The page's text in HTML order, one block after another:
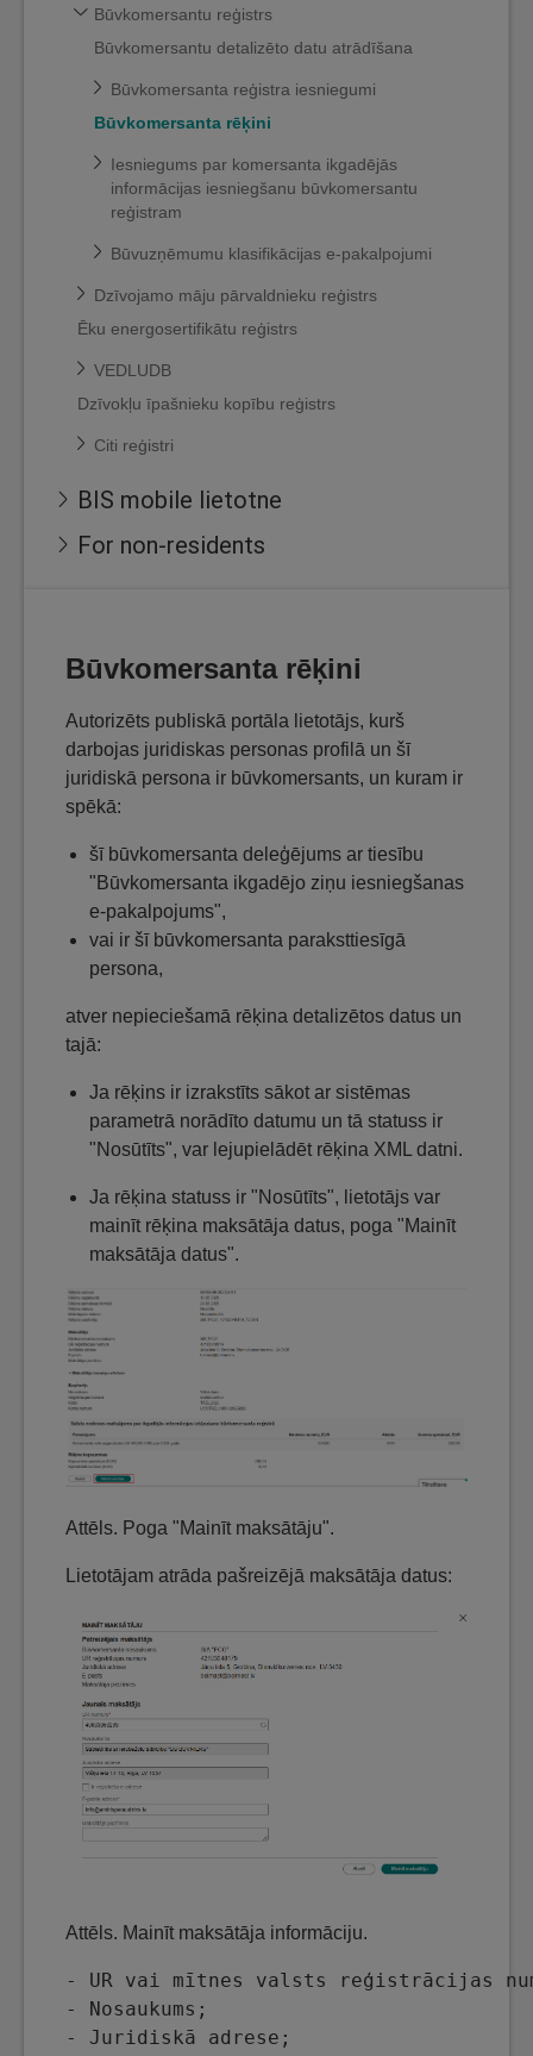
Būvkomersantu reģistrs
Būvkomersantu detalizēto datu atrādīšana
Būvkomersanta reģistra iesniegumi
Būvkomersanta rēķini
Iesniegums par komersanta ikgadējās
informācijas iesniegšanu būvkomersantu
reģistram
Būvuzņēmumu klasifikācijas e-pakalpojumi
Dzīvojamo māju pārvaldnieku reģistrs
Ēku energosertifikātu reģistrs
VEDLUDB
Dzīvokļu īpašnieku kopību reģistrs
Citi reģistri
BIS mobile lietotne
For non-residents
Būvkomersanta rēķini
Autorizēts publiskā portāla lietotājs, kurš
darbojas juridiskas personas profilā un šī
juridiskā persona ir būvkomersants, un kuram ir
spēkā:
šī būvkomersanta deleģējums ar tiesību
"Būvkomersanta ikgadējo ziņu iesniegšanas
e-pakalpojums",
vai ir šī būvkomersanta paraksttiesīgā
persona,
atver nepieciešamā rēķina detalizētos datus un
tajā:
Ja rēķins ir izrakstīts sākot ar sistēmas
parametrā norādīto datumu un tā statuss ir
"Nosūtīts", var lejupielādēt rēķina XML datni.
Ja rēķina statuss ir "Nosūtīts", lietotājs var
mainīt rēķina maksātāja datus, poga "Mainīt
maksātāja datus".
Attēls. Poga "Mainīt maksātāju".
Lietotājam atrāda pašreizējā maksātāja datus:
Attēls. Mainīt maksātāja informāciju.
- UR vai mītnes valsts reģistrācijas
- Nosaukums;
- Juridiskā adrese;